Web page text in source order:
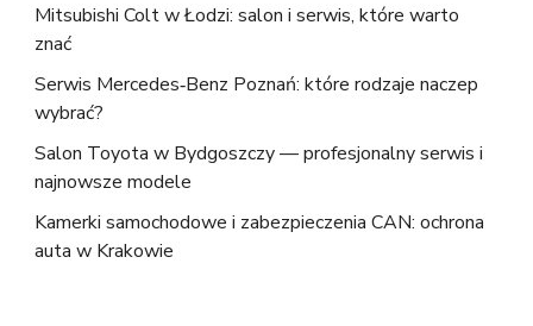
Mitsubishi Colt w Łodzi: salon i serwis, które warto
znać
Serwis Mercedes‑Benz Poznań: które rodzaje naczep
wybrać?
Salon Toyota w Bydgoszczy — profesjonalny serwis i
najnowsze modele
Kamerki samochodowe i zabezpieczenia CAN: ochrona
auta w Krakowie